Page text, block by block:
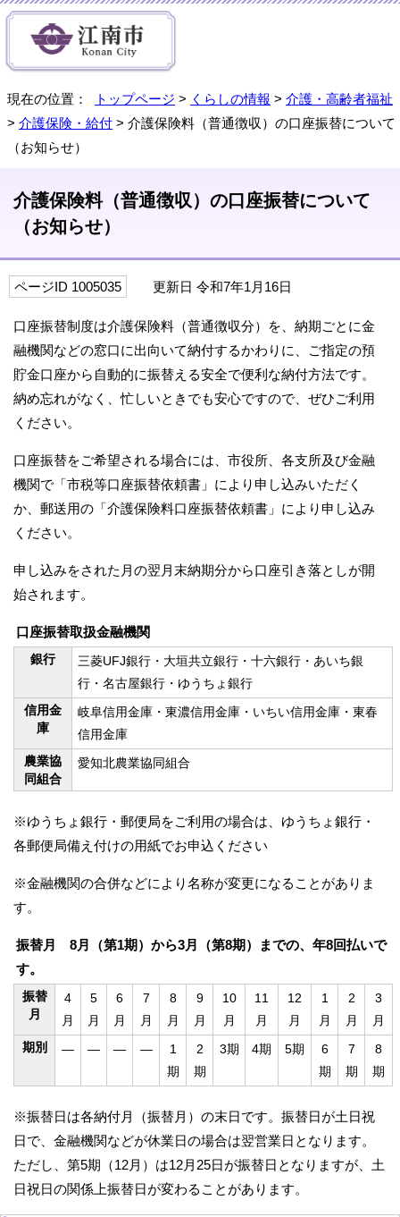
現在の位置： トップページ > くらしの情報 > 介護・高齢者福祉
> 介護保険・給付 > 介護保険料（普通徴収）の口座振替について
（お知らせ）
介護保険料（普通徴収）の口座振替について
（お知らせ）
ページID 1005035 更新日 令和7年1月16日
口座振替制度は介護保険料（普通徴収分）を、納期ごとに金
融機関などの窓口に出向いて納付するかわりに、ご指定の預
貯金口座から自動的に振替える安全で便利な納付方法です。
納め忘れがなく、忙しいときでも安心ですので、ぜひご利用
ください。
口座振替をご希望される場合には、市役所、各支所及び金融
機関で「市税等口座振替依頼書」により申し込みいただく
か、郵送用の「介護保険料口座振替依頼書」により申し込み
ください。
申し込みをされた月の翌月末納期分から口座引き落としが開
始されます。
口座振替取扱金融機関
銀行
三菱UFJ銀行・大垣共立銀行・十六銀行・あいち銀
行・名古屋銀行・ゆうちょ銀行
信用金
庫
岐阜信用金庫・東濃信用金庫・いちい信用金庫・東春
信用金庫
農業協
同組合
愛知北農業協同組合
※ゆうちょ銀行・郵便局をご利用の場合は、ゆうちょ銀行・
各郵便局備え付けの用紙でお申込ください
※金融機関の合併などにより名称が変更になることがありま
す。
振替月 8月（第1期）から3月（第8期）までの、年8回払いで
す。
振替
月
4
月
5
月
6
月
7
月
8
月
9
月
10
月
11
月
12
月
1
月
2
月
3
月
期別
― ― ― ―
1
期
2
期
3期 4期 5期
6
期
7
期
8
期
※振替日は各納付月（振替月）の末日です。振替日が土日祝
日で、金融機関などが休業日の場合は翌営業日となります。
ただし、第5期（12月）は12月25日が振替日となりますが、土
日祝日の関係上振替日が変わることがあります。